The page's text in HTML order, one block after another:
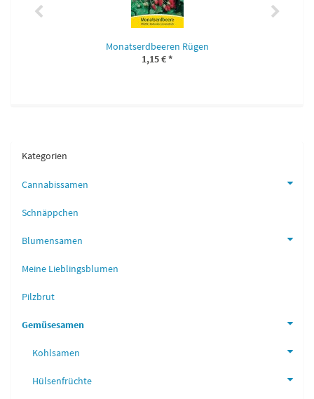
Monatserdbeeren Rügen
1,15 €*
Kategorien
Cannabissamen
Schnäppchen
Blumensamen
Meine Lieblingsblumen
Pilzbrut
Gemüsesamen
Kohlsamen
Hülsenfrüchte